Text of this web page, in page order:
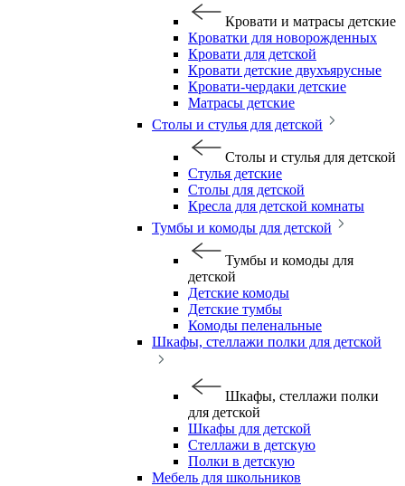
Кровати и матрасы детские
Кроватки для новорожденных
Кровати для детской
Кровати детские двухъярусные
Кровати-чердаки детские
Матрасы детские
Столы и стулья для детской
Столы и стулья для детской
Стулья детские
Столы для детской
Кресла для детской комнаты
Тумбы и комоды для детской
Тумбы и комоды для
детской
Детские комоды
Детские тумбы
Комоды пеленальные
Шкафы, стеллажи полки для детской
Шкафы, стеллажи полки
для детской
Шкафы для детской
Стеллажи в детскую
Полки в детскую
Мебель для школьников